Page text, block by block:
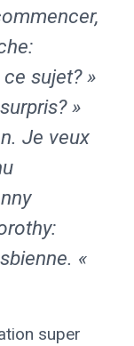
sujet? »
»
Je veux
«
super